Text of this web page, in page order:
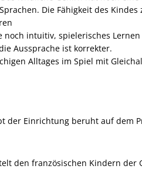
Die Fähigkeit des
noch intuitiv, spielerisches
Aussprache ist korrekter.
Alltages im Spiel mit
der Einrichtung beruht auf dem
den französischen Kindern